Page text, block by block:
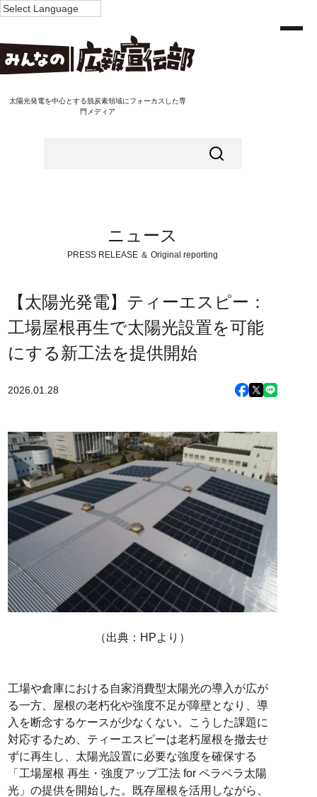
太陽光発電を中心とする脱炭素領域にフォーカスした専
門メディア
ニュース
PRESS RELEASE ＆ Original reporting
【太陽光発電】ティーエスピー：
工場屋根再生で太陽光設置を可能
にする新工法を提供開始
2026.01.28
（出典：HPより）
工場や倉庫における自家消費型太陽光の導入が広が
る一方、屋根の老朽化や強度不足が障壁となり、導
入を断念するケースが少なくない。こうした課題に
対応するため、ティーエスピーは老朽屋根を撤去せ
ずに再生し、太陽光設置に必要な強度を確保する
「工場屋根 再生・強度アップ工法 for ペラペラ太陽
光」の提供を開始した。既存屋根を活用しながら、